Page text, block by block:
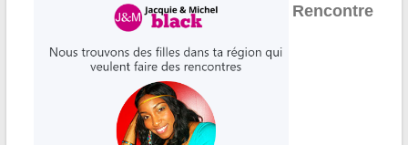
Rencontre